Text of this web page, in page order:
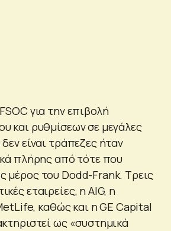
για την επιβολή
και ρυθμίσεων σε μεγάλες
είναι τράπεζες ήταν
πλήρης από τότε που
μέρος του Dodd-Frank. Τρεις
εταιρείες, η AIG, η
καθώς και η GE Capital
ως «συστημικά